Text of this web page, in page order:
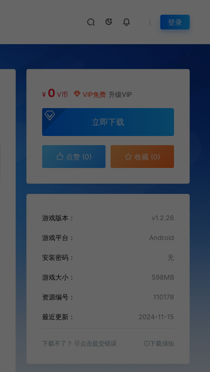
登录
¥ 0 V币 VIP免费 升级VIP
立即下载
点赞 (0) 收藏 (0)
游戏版本： v1.2.26
游戏平台： Android
安装密码： 无
游戏大小： 598MB
资源编号： 110178
最近更新： 2024-11-15
下载不了？ 点击提交错误 下载须知